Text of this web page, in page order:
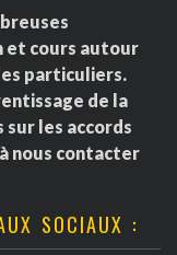
et cours autour
particuliers.
de la
sur les accords
nous contacter
SOCIAUX :